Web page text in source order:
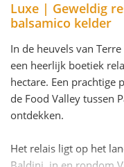
Luxe | Geweldig
balsamico kelder
In de heuvels van
een heerlijk boetiek
hectare. Een prachtige
de Food Valley tussen
ontdekken.
Het relais ligt op het